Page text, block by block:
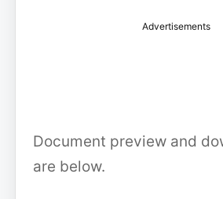
Advertisements
Document preview and
are below.